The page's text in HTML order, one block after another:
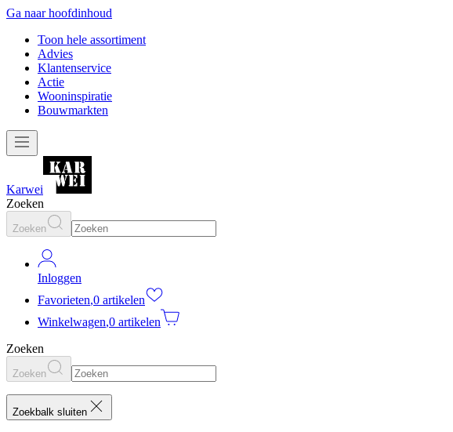
Ga naar hoofdinhoud
Toon hele assortiment
Advies
Klantenservice
Actie
Wooninspiratie
Bouwmarkten
Karwei
Zoeken
Zoeken
Inloggen
Favorieten,0 artikelen
Winkelwagen,0 artikelen
Zoeken
Zoeken
Zoekbalk sluiten